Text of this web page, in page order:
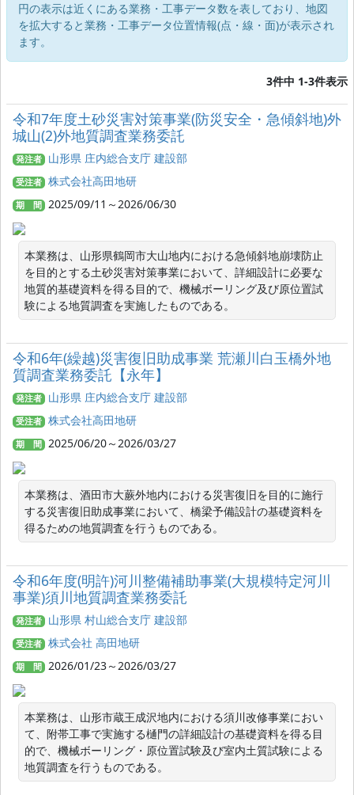
円の表示は近くにある業務・工事データ数を表しており、地図
を拡大すると業務・工事データ位置情報(点・線・面)が表示され
ます。
3件中 1-3件表示
令和7年度土砂災害対策事業(防災安全・急傾斜地)外
城山(2)外地質調査業務委託
発注者 山形県 庄内総合支庁 建設部
受注者 株式会社高田地研
期 間 2025/09/11～2026/06/30
本業務は、山形県鶴岡市大山地内における急傾斜地崩壊防止
を目的とする土砂災害対策事業において、詳細設計に必要な
地質的基礎資料を得る目的で、機械ボーリング及び原位置試
験による地質調査を実施したものである。
令和6年(繰越)災害復旧助成事業 荒瀬川白玉橋外地
質調査業務委託【永年】
発注者 山形県 庄内総合支庁 建設部
受注者 株式会社高田地研
期 間 2025/06/20～2026/03/27
本業務は、酒田市大蕨外地内における災害復旧を目的に施行
する災害復旧助成事業において、橋梁予備設計の基礎資料を
得るための地質調査を行うものである。
令和6年度(明許)河川整備補助事業(大規模特定河川
事業)須川地質調査業務委託
発注者 山形県 村山総合支庁 建設部
受注者 株式会社 高田地研
期 間 2026/01/23～2026/03/27
本業務は、山形市蔵王成沢地内における須川改修事業におい
て、附帯工事で実施する樋門の詳細設計の基礎資料を得る目
的で、機械ボーリング・原位置試験及び室内土質試験による
地質調査を行うものである。